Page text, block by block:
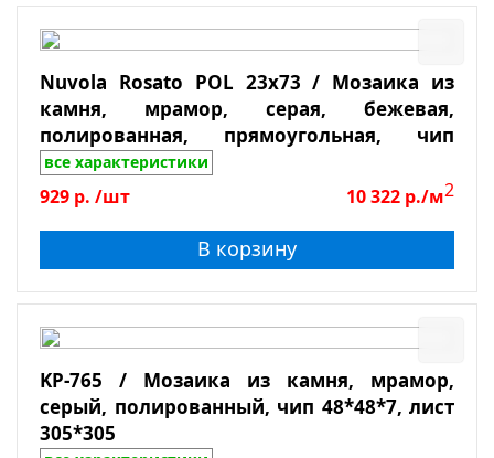
Показать
Сбросить фильтр
Nuvola Rosato POL 23x73 / Мозаика из
камня, мрамор, серая, бежевая,
полированная, прямоугольная, чип
23*73*7, лист 298*298
все характеристики
929 р. /шт 10 322 р./м2
В корзину
KP-765 / Мозаика из камня, мрамор,
серый, полированный, чип 48*48*7, лист
305*305